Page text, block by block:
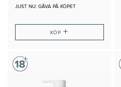
JUST NU: GÅVA PÅ KÖPET
KÖP+